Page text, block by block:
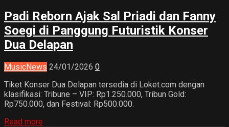
Padi Reborn Ajak Sal Priadi dan Fanny
Soegi di Panggung Futuristik Konser
Dua Delapan
MusicNews 24/01/2026 0
Tiket Konser Dua Delapan tersedia di Loket.com dengan
klasifikasi: Tribune – VIP: Rp1.250.000, Tribun Gold:
Rp750.000, dan Festival: Rp500.000.
Read more